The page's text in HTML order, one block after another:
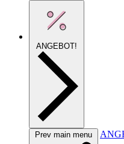
ANGEBOT!
Prev main menu